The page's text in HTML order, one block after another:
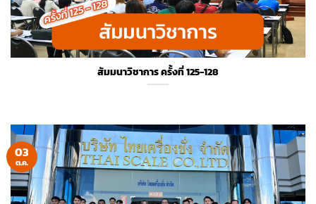
สัมมนาวิชาการ ครั้งที่ 125-128
03
ต.ค.